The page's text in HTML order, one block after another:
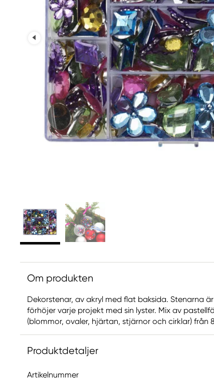
Om produkten
Dekorstenar, av akryl med flat baksida. Stenarna
förhöjer varje projekt med sin lyster. Mix av
(blommor, ovaler, hjärtan, stjärnor och cirklar) från
Produktdetaljer
Artikelnummer